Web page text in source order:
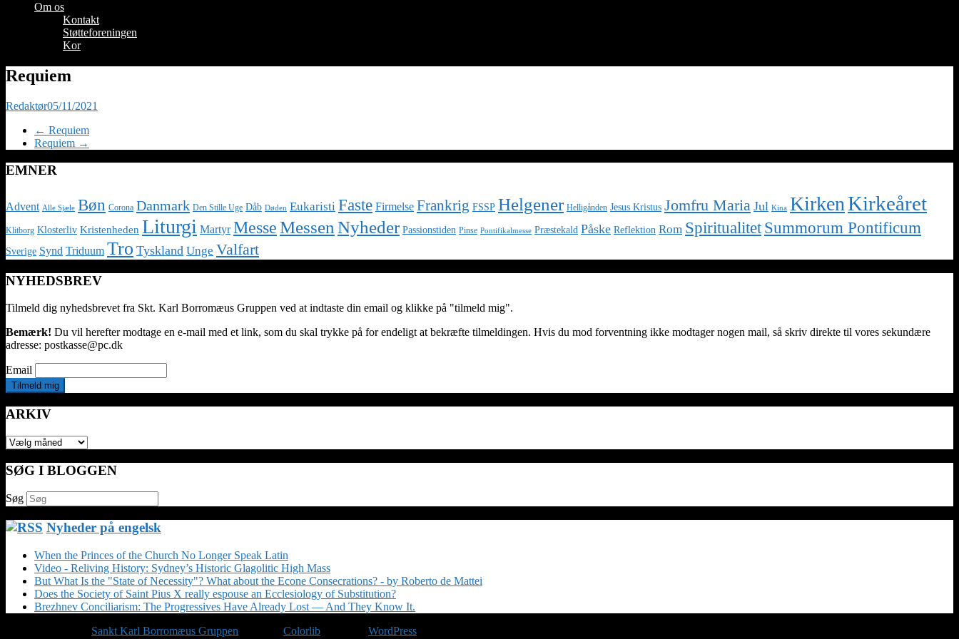
Om os
Kontakt
Støtteforeningen
Kor
Requiem
Redaktør05/11/2021
← Requiem
Requiem →
EMNER
Advent Alle Sjæle Bøn Corona Danmark Den Stille Uge Dåb Døden Eukaristi Faste Firmelse Frankrig FSSP Helgener Helligånden Jesus Kristus Jomfru Maria Jul Kina KirkenKirkeåret
Klitborg Klosterliv Kristenheden Liturgi Martyr MesseMessen Nyheder Passionstiden Pinse Pontifikalmesse Præstekald Påske Reflektion Rom Spiritualitet Summorum Pontificum
Sverige Synd Triduum Tro Tyskland Unge Valfart
NYHEDSBREV
Tilmeld dig nyhedsbrevet fra Skt. Karl Borromæus Gruppen ved at indtaste din email og klikke på "tilmeld mig".
Bemærk! Du vil herefter modtage en e-mail med et link, som du skal trykke på for endeligt at bekræfte tilmeldingen. Hvis du mod forventning ikke modtager nogen mail, så skriv direkte til vores sekundære
adresse: postkasse@pc.dk
Email
ARKIV
ARKIV
SØG I BLOGGEN
Søg
Nyheder på engelsk
When the Princes of the Church No Longer Speak Latin
Video - Reliving History: Sydney’s Historic Glagolitic High Mass
But What Is the "State of Necessity"? What about the Econe Consecrations? - by Roberto de Mattei
Does the Society of Saint Pius X really espouse an Ecclesiology of Substitution?
Brezhnev Conciliarism: The Progressives Have Already Lost — And They Know It.
Sankt Karl Borromæus Gruppen Colorlib WordPress